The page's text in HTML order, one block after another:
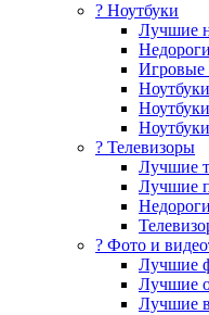
? Ноутбуки
Лучшие
Игровые
? Телевизоры
Лучшие
Лучшие
? Фото и
Лучшие
Лучшие
Лучшие